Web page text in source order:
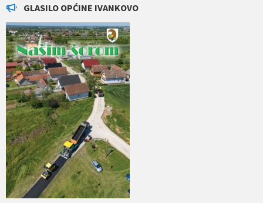
GLASILO OPĆINE IVANKOVO